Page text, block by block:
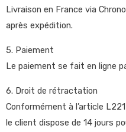
Livraison en France via
après expédition.
5. Paiement
Le paiement se fait en ligne
6. Droit de rétractation
Conformément à l’article
le client dispose de 14 jours